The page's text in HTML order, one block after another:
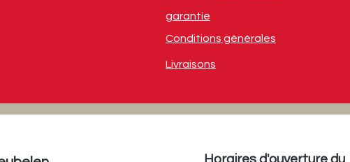
garantie
Conditions générales
Livraisons
Horaires d'ouverture du